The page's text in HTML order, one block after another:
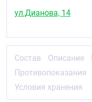
ул.Дианова, 14
Состав Описание
Противопоказания
Условия хранения